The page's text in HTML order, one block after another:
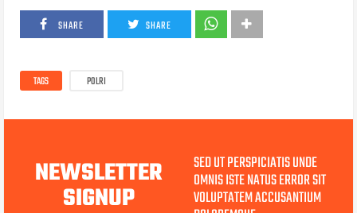
SHARE SHARE
TAGS POLRI
NEWSLETTER
SIGNUP
SED UT PERSPICIATIS UNDE
OMNIS ISTE NATUS ERROR SIT
VOLUPTATEM ACCUSANTIUM